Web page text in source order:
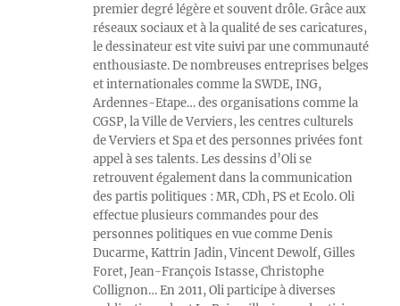
premier degré légère et souvent drôle. Grâce aux
réseaux sociaux et à la qualité de ses caricatures,
le dessinateur est vite suivi par une communauté
enthousiaste. De nombreuses entreprises belges
et internationales comme la SWDE, ING,
Ardennes-Etape… des organisations comme la
CGSP, la Ville de Verviers, les centres culturels
de Verviers et Spa et des personnes privées font
appel à ses talents. Les dessins d’Oli se
retrouvent également dans la communication
des partis politiques : MR, CDh, PS et Ecolo. Oli
effectue plusieurs commandes pour des
personnes politiques en vue comme Denis
Ducarme, Kattrin Jadin, Vincent Dewolf, Gilles
Foret, Jean-François Istasse, Christophe
Collignon… En 2011, Oli participe à diverses